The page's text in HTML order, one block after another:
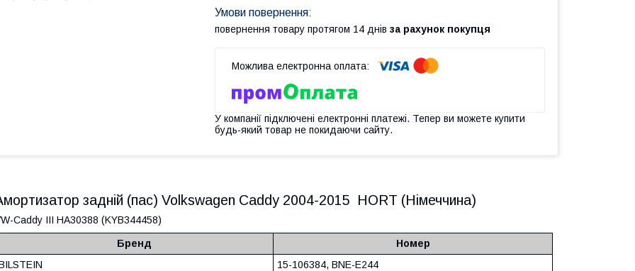
повернення товару протягом 14 днів за рахунок покупця
У компанії підключені електронні платежі. Тепер ви можете купити
будь-який товар не покидаючи сайту.
задній (пас) Volkswagen Caddy 2004-2015 HORT (Німеччина)
Сaddy III HA30388 (KYB344458)
Бренд
Номер
15-106384, BNE-E244